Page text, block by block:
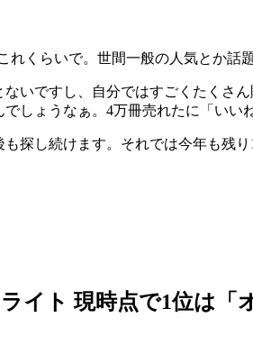
くらいで。世間一般の人気とか話
いですし、自分ではすごくたくさ
しょうなぁ。4万冊売れたに「い
探し続けます。それでは今年も残
イト 現時点で1位は「